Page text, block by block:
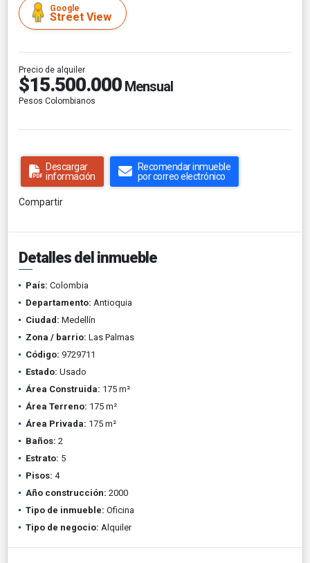
Google
Street View
Precio de alquiler
$15.500.000 Mensual
Pesos Colombianos
Descargar
información
Recomendar inmueble
por correo electrónico
Compartir
Detalles del inmueble
País: Colombia
Departamento: Antioquia
Ciudad: Medellín
Zona / barrio: Las Palmas
Código: 9729711
Estado: Usado
Área Construida: 175 m²
Área Terreno: 175 m²
Área Privada: 175 m²
Baños: 2
Estrato: 5
Pisos: 4
Año construcción: 2000
Tipo de inmueble: Oficina
Tipo de negocio: Alquiler